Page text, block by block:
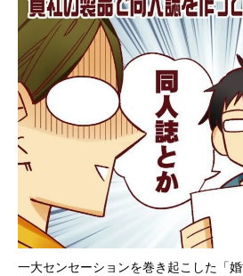
一大センセーションを巻き起こした「